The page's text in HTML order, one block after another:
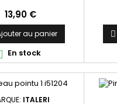
Prix
13,90 €
au panier
En stock

ITALERI